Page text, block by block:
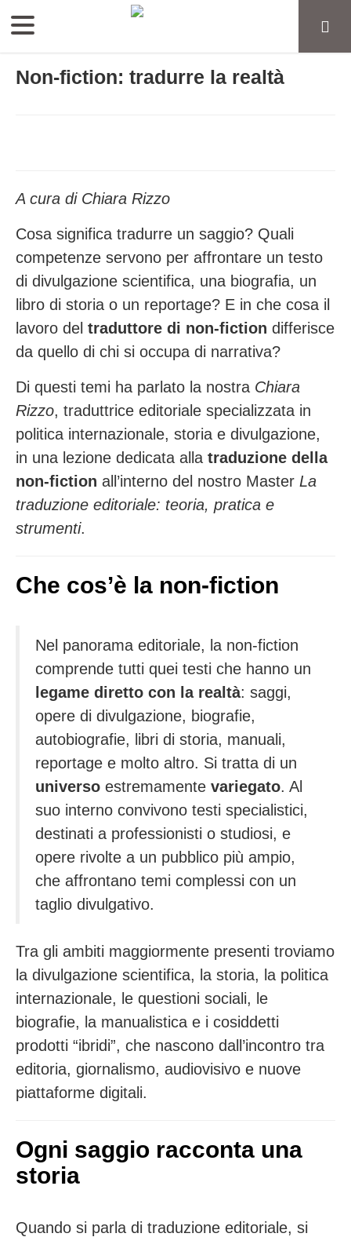
Non-fiction: tradurre la realtà
A cura di Chiara Rizzo
Cosa significa tradurre un saggio? Quali
competenze servono per affrontare un testo
di divulgazione scientifica, una biografia, un
libro di storia o un reportage? E in che cosa il
lavoro del traduttore di non-fiction differisce
da quello di chi si occupa di narrativa?
Di questi temi ha parlato la nostra Chiara
Rizzo, traduttrice editoriale specializzata in
politica internazionale, storia e divulgazione,
in una lezione dedicata alla traduzione della
non-fiction all’interno del nostro Master La
traduzione editoriale: teoria, pratica e
strumenti.
Che cos’è la non-fiction
Nel panorama editoriale, la non-fiction
comprende tutti quei testi che hanno un
legame diretto con la realtà: saggi,
opere di divulgazione, biografie,
autobiografie, libri di storia, manuali,
reportage e molto altro. Si tratta di un
universo estremamente variegato. Al
suo interno convivono testi specialistici,
destinati a professionisti o studiosi, e
opere rivolte a un pubblico più ampio,
che affrontano temi complessi con un
taglio divulgativo.
Tra gli ambiti maggiormente presenti troviamo
la divulgazione scientifica, la storia, la politica
internazionale, le questioni sociali, le
biografie, la manualistica e i cosiddetti
prodotti “ibridi”, che nascono dall’incontro tra
editoria, giornalismo, audiovisivo e nuove
piattaforme digitali.
Ogni saggio racconta una
storia
Quando si parla di traduzione editoriale, si